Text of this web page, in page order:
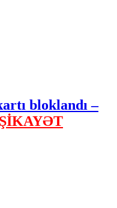
bloklandı –
ŞİKAYƏT